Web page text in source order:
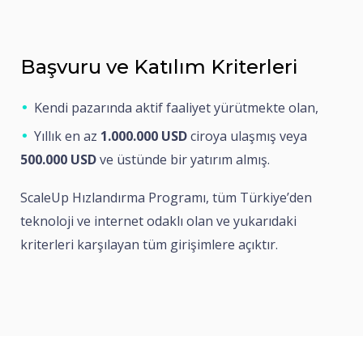
Başvuru ve Katılım Kriterleri
Kendi pazarında aktif faaliyet yürütmekte olan,
Yıllık en az 1.000.000 USDciroya ulaşmış veya
500.000 USDve üstünde bir yatırım almış.
ScaleUp Hızlandırma Programı, tüm Türkiye’den
teknoloji ve internet odaklı olan ve yukarıdaki
kriterleri karşılayan tüm girişimlere açıktır.